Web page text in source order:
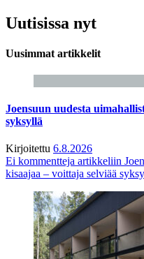
Uutisissa nyt
Uusimmat artikkelit
Joensuun uudesta
syksyllä
Kirjoitettu 6.8.2026
Ei kommentteja artikkeliin
kisaajaa – voittaja selviää